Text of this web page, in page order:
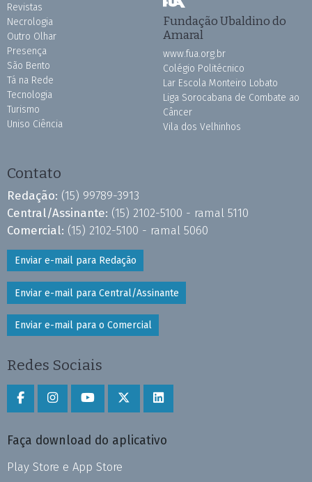
Revistas
Necrologia
Outro Olhar
Presença
São Bento
Tá na Rede
Tecnologia
Turismo
Uniso Ciência
Fundação Ubaldino do
Amaral
www.fua.org.br
Colégio Politécnico
Lar Escola Monteiro Lobato
Liga Sorocabana de Combate ao
Câncer
Vila dos Velhinhos
Contato
Redação: (15) 99789-3913
Central/Assinante: (15) 2102-5100 - ramal 5110
Comercial: (15) 2102-5100 - ramal 5060
Enviar e-mail para Redação
Enviar e-mail para Central/Assinante
Enviar e-mail para o Comercial
Redes Sociais
Faça download do aplicativo
Play Store e App Store